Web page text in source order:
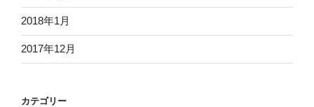
2018年1月
2017年12月
カテゴリー